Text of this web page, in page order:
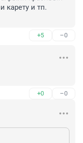
карету и тп.
+5 –0
+0 –0